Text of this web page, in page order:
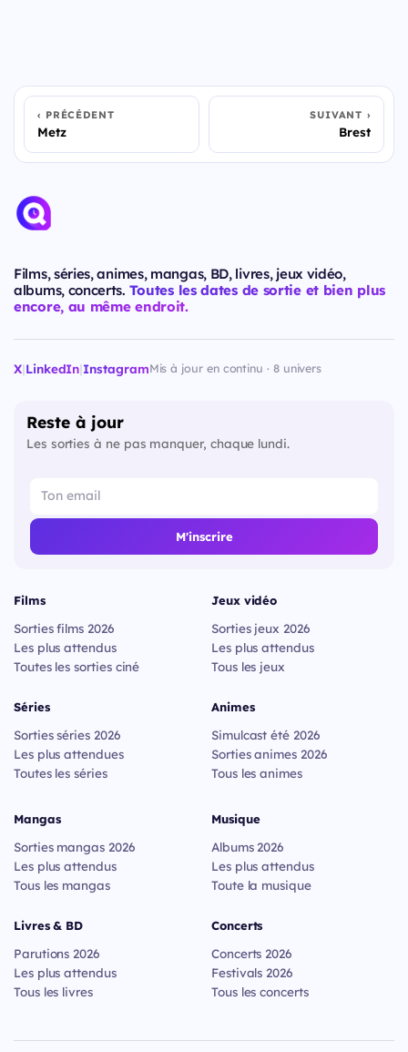
PRÉCÉDENT
Metz
SUIVANT
Brest
Films, séries, animes, mangas, BD, livres, jeux vidéo,
albums, concerts. Toutes les dates de sortie et bien plus
encore, au même endroit.
X|LinkedIn|InstagramMis à jour en continu · 8 univers
Reste à jour
Les sorties à ne pas manquer, chaque lundi.
M'inscrire
Films
Sorties films 2026
Les plus attendus
Toutes les sorties ciné
Séries
Sorties séries 2026
Les plus attendues
Toutes les séries
Jeux vidéo
Sorties jeux 2026
Les plus attendus
Tous les jeux
Animes
Simulcast été 2026
Sorties animes 2026
Tous les animes
Mangas
Sorties mangas 2026
Les plus attendus
Tous les mangas
Livres & BD
Parutions 2026
Les plus attendus
Tous les livres
Musique
Albums 2026
Les plus attendus
Toute la musique
Concerts
Concerts 2026
Festivals 2026
Tous les concerts